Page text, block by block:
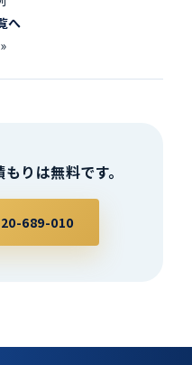
へ
りは無料です。
689-010